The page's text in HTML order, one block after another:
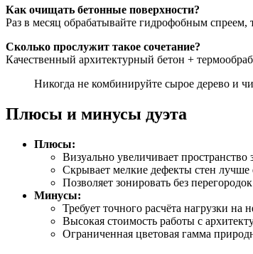
Как очищать бетонные поверхности?
Раз в месяц обрабатывайте гидрофобным спреем,
Сколько прослужит такое сочетание?
Качественный архитектурный бетон +
Никогда не комбинируйте сырое дерево и
Плюсы и минусы дуэта
Плюсы:
Визуально увеличивает пространство
Скрывает мелкие дефекты стен лучше
Позволяет зонировать без перегородок
Минусы:
Требует точного расчёта нагрузки на
Высокая стоимость работы с
Ограниченная цветовая гамма